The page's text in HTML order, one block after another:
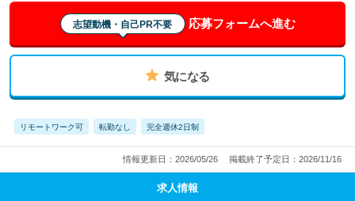
志望動機・自己PR不要 応募フォームへ進む
気になる
リモートワーク可 転勤なし 完全週休2日制
情報更新日：2026/05/26 掲載終了予定日：2026/11/16
求人情報